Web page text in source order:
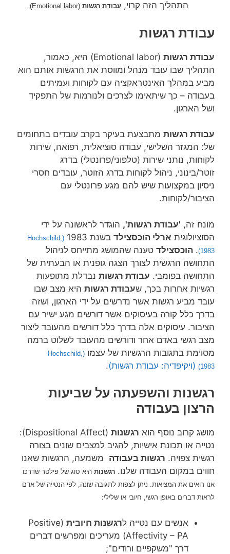
התהליך הזה קרוי, עבודת רגשות (Emotional labor).
עבודת רגשות
עבודת רגשות
(Emotional labor) היא, כאמור,
התהליך שבו עובד מנהל ומווסת את הרגשות אותם הוא
מביע במהלך האינטראקציה עם לקוחות ועמיתים
בעבודה – כך שיתאימו לצרכים ולנורמות של התפקיד
ושל הארגון.
עבודת רגשות מתבצעת בעיקר בקרב עובדים בתחומים
של: המגזר השלישי, עבודה סוציאלית, רפואה, שירות
לקוחות, נותני שירות (טלפוני/פרונטלי) בדרג
זוטר/בינוני, ניהול לקוחות בדרג הזוטר, עובדים חסרי
ניסיון במקצועות שיש להם מגע פרונטלי עם
הציבור/לקוחות.
מונח זה, 'עבודת רגשות', הוגדר לראשונה על ידי
הסוציולוגית ארלי הוכסצילד בשנת 1983 (
Hochschild
1983)
. הוכסצילד טענה שהמושג מתייחס לניהול
התחושה הרגשית לצורך הצגה גופנית או הבעתית של
התחושה בפומבי. עבודת רגשות נבדלת מתופעות
רגשיות אחרות בכך, שעבודת רגשות היא מצב שבו
עובד מביע רגשות אשר נדרשים על ידי הארגון, ושזה
בדרך כלל קורה בעיסוקים אשר דורשים מגע ישיר עם
הציבור. עיסוקים אלה בדרך כלל דורשים מהעובד ליצור
מצב רגשי באדם אחר ודורשים מהעובד לשלוט ברמה
מסוימת בתגובות הרגשיות של עצמו (
Hochschild
1983)
(ויקיפדיה: עבודת רגשות).
רגשנות והשפעתה על שביעות
הרצון בעבודה
מושג קרוב נוסף הוא רגשנות
(Dispositional Affect):
נטייה או תכונת אישיות, להגיב למצבים שונים בצורה
רגשית צפויה. רגשות בעבודה משמעה, הרגשות שאנו
חווים במקום העבודה שלנו. רגשנות היא סוג של פילטר שדרכו
אנו רואים את המציאות. ניתן לצפות לתגובה שונה, לפי הנטייה של אדם
לראות דברים באופן רגשי, חיובי או שלילי:
אנשים עם נטייה לרגשנות חיובית (Positive
Affectivity – PA) מעריכים ומפרשים דברים
דרך "משקפיים ורודים";